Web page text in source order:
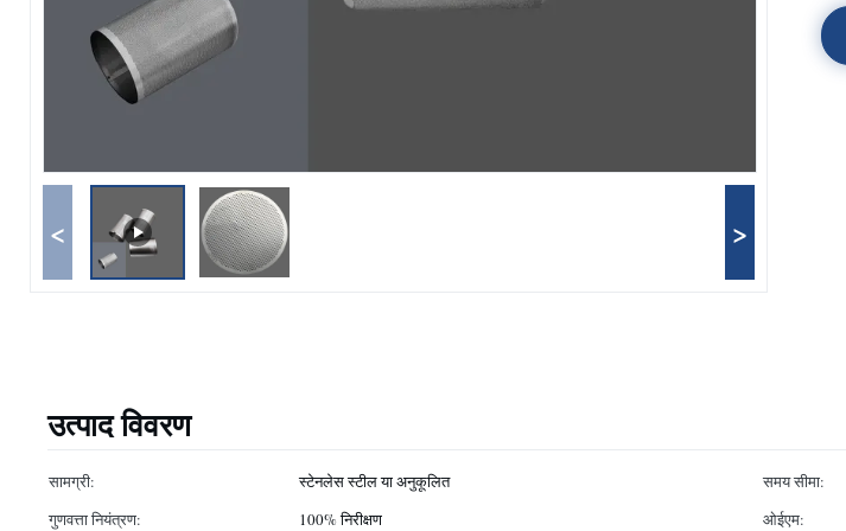
< >
उत्पाद विवरण
सामग्री: स्टेनलेस स्टील या अनुकूलित समय सीमा:
गुणवत्ता नियंत्रण:
100% निरीक्षण ओईएम: